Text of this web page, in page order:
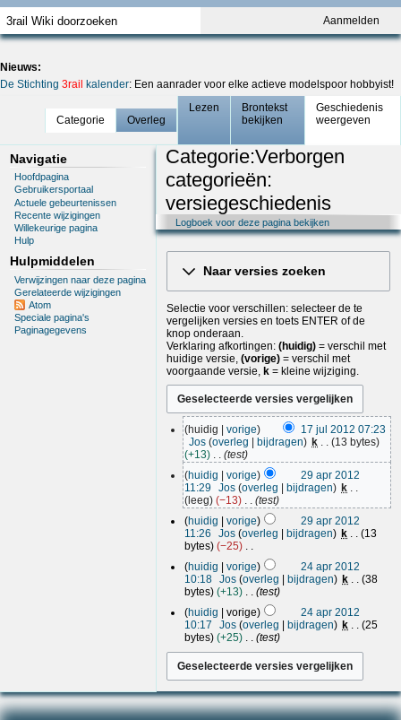
Aanmelden
Nieuws:
De Stichting 3rail kalender: Een aanrader voor elke actieve modelspoor hobbyist!
Categorie Overleg
Lezen
Brontekst
bekijken
Geschiedenis
weergeven
Navigatie
Hoofdpagina
Gebruikersportaal
Actuele gebeurtenissen
Recente wijzigingen
Willekeurige pagina
Hulp
Hulpmiddelen
Verwijzingen naar deze pagina
Gerelateerde wijzigingen
Atom
Speciale pagina's
Paginagegevens
Categorie:Verborgen
categorieën:
versiegeschiedenis
Logboek voor deze pagina bekijken
Naar versies zoeken
Selectie voor verschillen: selecteer de te
vergelijken versies en toets ENTER of de
knop onderaan.
Verklaring afkortingen: (huidig)= verschil met
huidige versie, (vorige)= verschil met
voorgaande versie, k= kleine wijziging.
1
huidig vorige
17 jul 2012 07:23
Jos overleg bijdragen k
13 bytes
+13
test
1
huidig vorige
29 apr 2012
11:29 Jos overleg bijdragen
k
leeg
−13
test
huidig
vorige
29 apr 2012
11:26
Jos overleg bijdragen k
13
bytes
−25
e
e
n
b
e
w
k
i
n
g
2
huidig vorige
24 apr 2012
10:18 Jos overleg bijdragen k
38
bytes
+13
test
huidig
vorige
24 apr 2012
10:17
Jos overleg bijdragen k
25
bytes
+25 test